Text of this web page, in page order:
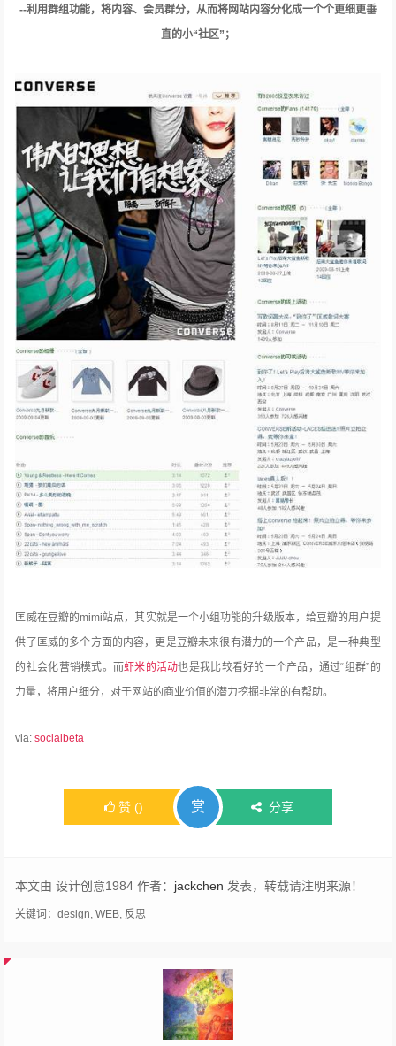
--利用群组功能，将内容、会员群分，从而将网站内容分化成一个个更细更垂
直的小“社区”；
匡威在豆瓣的mimi站点，其实就是一个小组功能的升级版本，给豆瓣的用户提
供了匡威的多个方面的内容，更是豆瓣未来很有潜力的一个产品，是一种典型
的社会化营销模式。而虾米的活动也是我比较看好的一个产品，通过“组群”的
力量，将用户细分，对于网站的商业价值的潜力挖掘非常的有帮助。
via:socialbeta
赞 () 赏 分享
本文由 设计创意1984 作者： jackchen 发表，转载请注明来源！
关键词：design ,WEB 反思